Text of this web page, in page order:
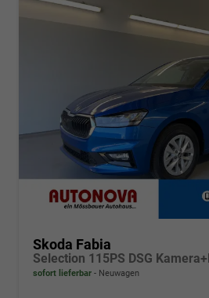
Skoda Fabia
sofort lieferbar Neuwagen